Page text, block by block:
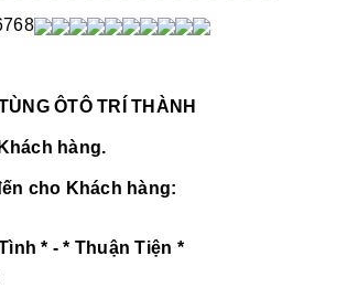
ÔTÔ TRÍ THÀNH
hàng.
cho Khách hàng:
* - * Thuận Tiện *